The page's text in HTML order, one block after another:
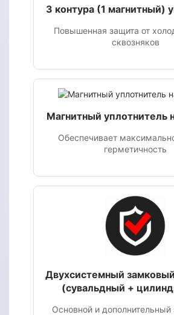
3 контура (1 магнитный)
Повышенная защита от
сквозняков
Магнитный уплотнитель
Обеспечивает
герметичность
Двухсистемный
(сувальдный +
Основной и дополнительный